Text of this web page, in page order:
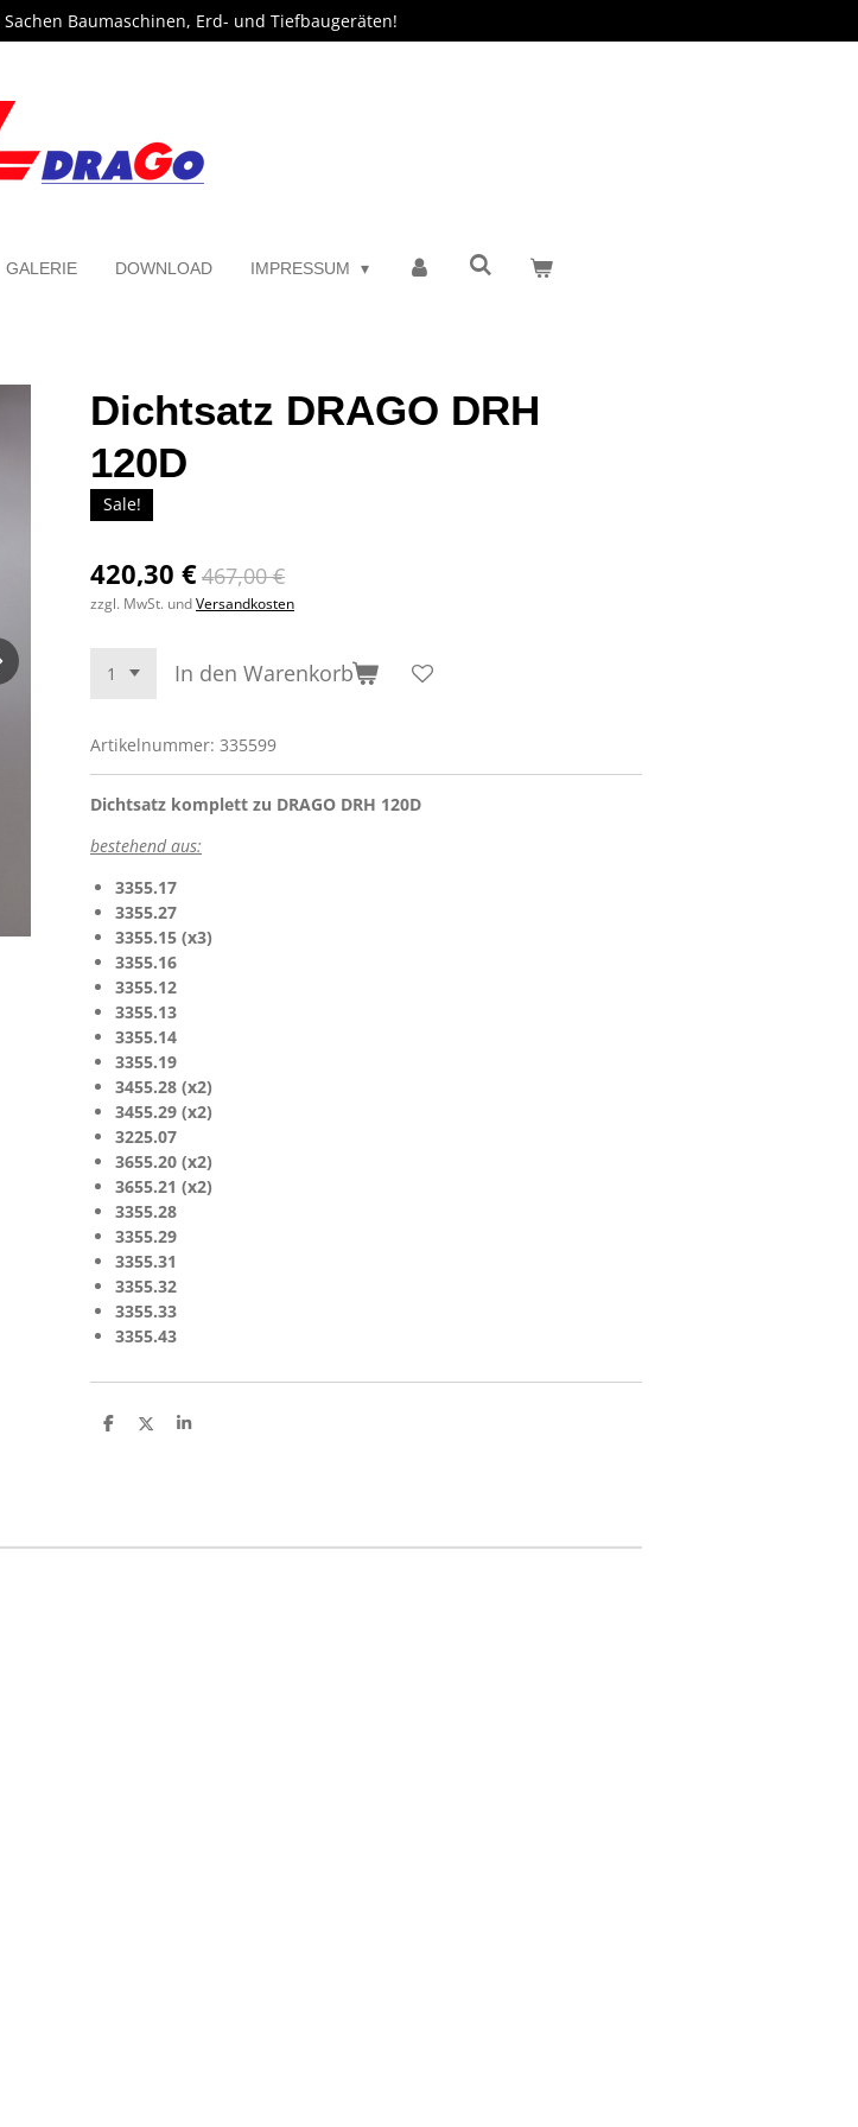
Baumaschinen, Erd- und Tiefbaugeräten!
GALERIE DOWNLOAD IMPRESSUM
Dichtsatz DRAGO DRH
120D
Sale!
420,30 €467,00 €
zzgl. MwSt. und Versandkosten
In den Warenkorb
Artikelnummer: 335599
Dichtsatz komplett zu DRAGO DRH 120D
bestehend aus:
3355.17
3355.27
3355.15 (x3)
3355.16
3355.12
3355.13
3355.14
3355.19
3455.28 (x2)
3455.29 (x2)
3225.07
3655.20 (x2)
3655.21 (x2)
3355.28
3355.29
3355.31
3355.32
3355.33
3355.43
T
T
T